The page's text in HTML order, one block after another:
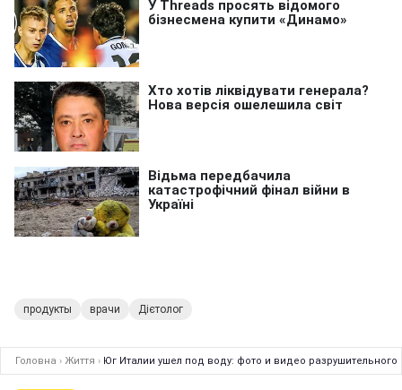
продукты врачи Дієтолог
Головна › Життя › Юг Италии ушел под воду: фото и видео